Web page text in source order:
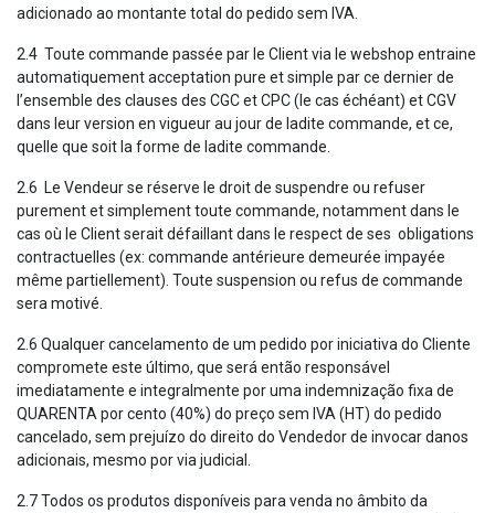
adicionado ao montante total do pedido sem IVA.
2.4 Toute commande passée par le Client via le webshop entraine
automatiquement acceptation pure et simple par ce dernier de
l’ensemble des clauses des CGC et CPC (le cas échéant) et CGV
dans leur version en vigueur au jour de ladite commande, et ce,
quelle que soit la forme de ladite commande.
2.6 Le Vendeur se réserve le droit de suspendre ou refuser
purement et simplement toute commande, notamment dans le
cas où le Client serait défaillant dans le respect de ses obligations
contractuelles (ex: commande antérieure demeurée impayée
même partiellement). Toute suspension ou refus de commande
sera motivé.
2.6 Qualquer cancelamento de um pedido por iniciativa do Cliente
compromete este último, que será então responsável
imediatamente e integralmente por uma indemnização fixa de
QUARENTA por cento (40%) do preço sem IVA (HT) do pedido
cancelado, sem prejuízo do direito do Vendedor de invocar danos
adicionais, mesmo por via judicial.
2.7 Todos os produtos disponíveis para venda no âmbito da